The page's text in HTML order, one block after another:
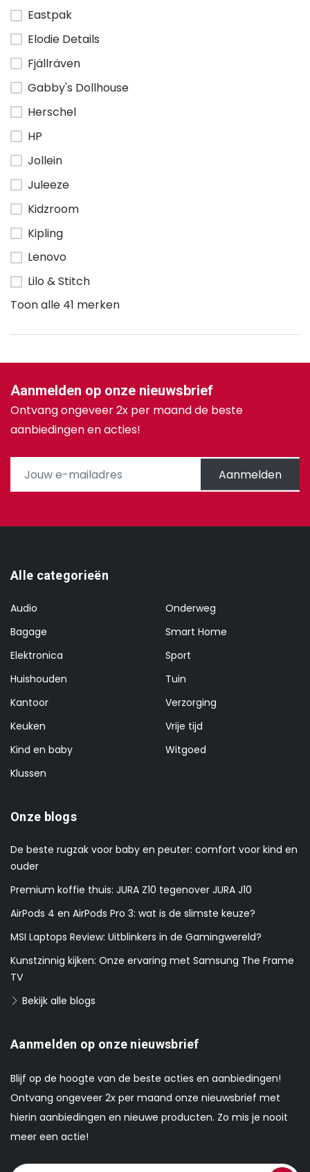
Eastpak
Elodie Details
Fjällräven
Gabby's Dollhouse
Herschel
HP
Jollein
Juleeze
Kidzroom
Kipling
Lenovo
Lilo & Stitch
Toon alle 41 merken
Aanmelden op onze nieuwsbrief
Ontvang ongeveer 2x per maand de beste
aanbiedingen en acties!
Aanmelden
Alle categorieën
Audio
Bagage
Elektronica
Huishouden
Kantoor
Keuken
Kind en baby
Klussen
Onderweg
Smart Home
Sport
Tuin
Verzorging
Vrije tijd
Witgoed
Onze blogs
De beste rugzak voor baby en peuter: comfort voor kind en
ouder
Premium koffie thuis: JURA Z10 tegenover JURA J10
AirPods 4 en AirPods Pro 3: wat is de slimste keuze?
MSI Laptops Review: Uitblinkers in de Gamingwereld?
Kunstzinnig kijken: Onze ervaring met Samsung The Frame
TV
Bekijk alle blogs
Aanmelden op onze nieuwsbrief
Blijf op de hoogte van de beste acties en aanbiedingen!
Ontvang ongeveer 2x per maand onze nieuwsbrief met
hierin aanbiedingen en nieuwe producten. Zo mis je nooit
meer een actie!